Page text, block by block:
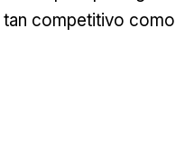
competitivo como